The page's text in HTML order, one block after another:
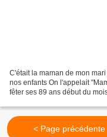
C'était la maman de mon
nos enfants On l'appelait
fêter ses 89 ans début du
< Page précédente